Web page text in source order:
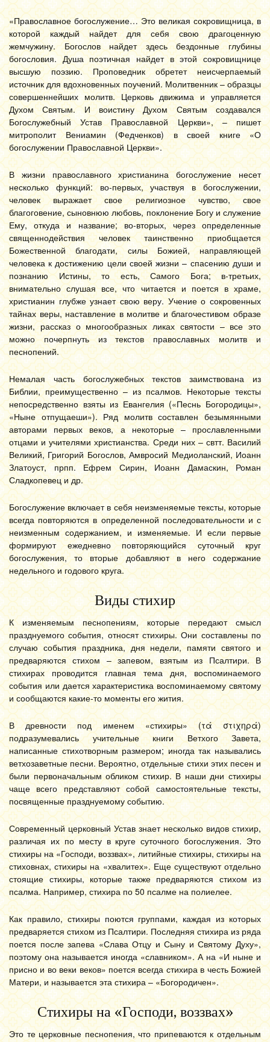
«Православное богослужение… Это великая сокровищница, в
которой каждый найдет для себя свою драгоценную
жемчужину. Богослов найдет здесь бездонные глубины
богословия. Душа поэтичная найдет в этой сокровищнице
высшую поэзию. Проповедник обретет неисчерпаемый
источник для вдохновенных поучений. Молитвенник – образцы
совершеннейших молитв. Церковь движима и управляется
Духом Святым. И воистину Духом Святым создавался
Богослужебный Устав Православной Церкви», – пишет
митрополит Вениамин (Федченков) в своей книге «О
богослужении Православной Церкви».
В жизни православного христианина богослужение несет
несколько функций: во-первых, участвуя в богослужении,
человек выражает свое религиозное чувство, свое
благоговение, сыновнюю любовь, поклонение Богу и служение
Ему, откуда и название; во-вторых, через определенные
священнодействия человек таинственно приобщается
Божественной благодати, силы Божией, направляющей
человека к достижению цели своей жизни – спасению души и
познанию Истины, то есть, Самого Бога; в-третьих,
внимательно слушая все, что читается и поется в храме,
христианин глубже узнает свою веру. Учение о сокровенных
тайнах веры, наставление в молитве и благочестивом образе
жизни, рассказ о многообразных ликах святости – все это
можно почерпнуть из текстов православных молитв и
песнопений.
Немалая часть богослужебных текстов заимствована из
Библии, преимущественно – из псалмов. Некоторые тексты
непосредственно взяты из Евангелия («Песнь Богородицы»,
«Ныне отпущаеши»). Ряд молитв составлен безымянными
авторами первых веков, а некоторые – прославленными
отцами и учителями христианства. Среди них – свтт. Василий
Великий, Григорий Богослов, Амвросий Медиоланский, Иоанн
Златоуст, прпп. Ефрем Сирин, Иоанн Дамаскин, Роман
Сладкопевец и др.
Богослужение включает в себя неизменяемые тексты, которые
всегда повторяются в определенной последовательности и с
неизменным содержанием, и изменяемые. И если первые
формируют ежедневно повторяющийся суточный круг
богослужения, то вторые добавляют в него содержание
недельного и годового круга.
Виды стихир
К изменяемым песнопениям, которые передают смысл
празднуемого события, относят стихиры. Они составлены по
случаю события праздника, дня недели, памяти святого и
предваряются стихом – запевом, взятым из Псалтири. В
стихирах проводится главная тема дня, воспоминаемого
события или дается характеристика воспоминаемому святому
и сообщаются какие-то моменты его жития.
В древности под именем «стихиры» (τά στιχηρά)
подразумевались учительные книги Ветхого Завета,
написанные стихотворным размером; иногда так назывались
ветхозаветные песни. Вероятно, отдельные стихи этих песен и
были первоначальным обликом стихир. В наши дни стихиры
чаще всего представляют собой самостоятельные тексты,
посвященные празднуемому событию.
Современный церковный Устав знает несколько видов стихир,
различая их по месту в круге суточного богослужения. Это
стихиры на «Господи, воззвах», литийные стихиры, стихиры на
стиховнах, стихиры на «хвалитех». Еще существуют отдельно
стоящие стихиры, которые также предваряются стихом из
псалма. Например, стихира по 50 псалме на полиелее.
Как правило, стихиры поются группами, каждая из которых
предваряется стихом из Псалтири. Последняя стихира из ряда
поется после запева «Слава Отцу и Сыну и Святому Духу»,
поэтому она называется иногда «славником». А на «И ныне и
присно и во веки веков» поется всегда стихира в честь Божией
Матери, и называется эта стихира – «Богородичен».
Стихиры на «Господи, воззвах»
Это те церковные песнопения, что припеваются к отдельным